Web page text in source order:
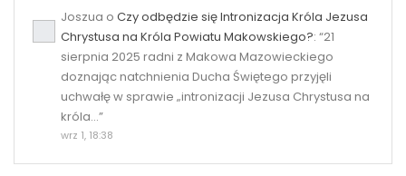
Joszua o Czy odbędzie się Intronizacja Króla Jezusa
Chrystusa na Króla Powiatu Makowskiego?: “21
sierpnia 2025 radni z Makowa Mazowieckiego
doznając natchnienia Ducha Świętego przyjęli
uchwałę w sprawie „intronizacji Jezusa Chrystusa na
króla…”
wrz 1, 18:38